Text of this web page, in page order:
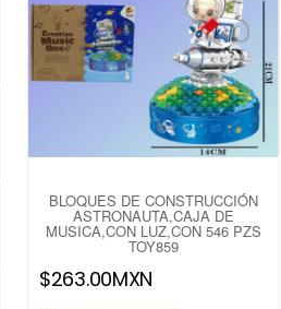
BLOQUES DE CONSTRUCCIÓN
ASTRONAUTA,CAJA DE
MUSICA,CON LUZ,CON 546 PZS
TOY859
$263.00MXN